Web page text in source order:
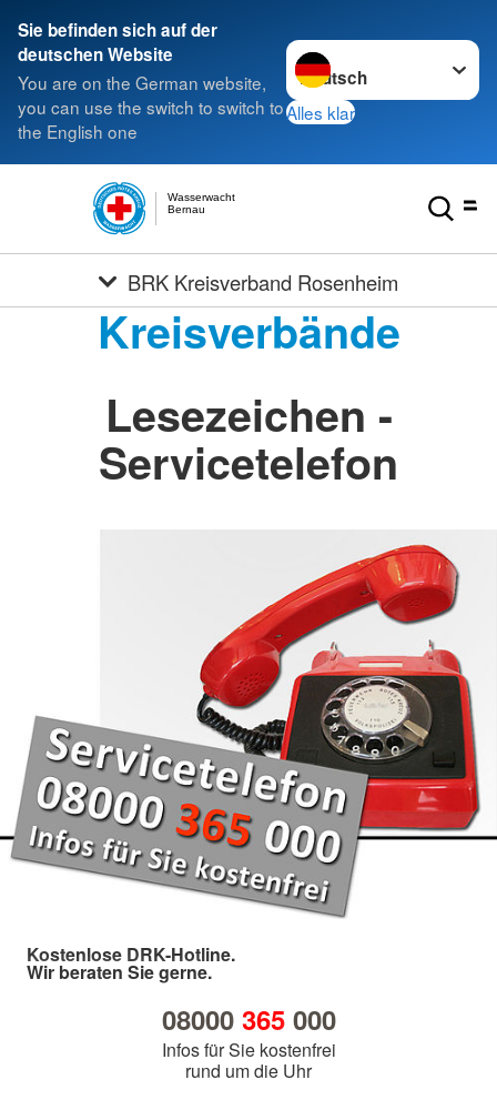
Sie befinden sich auf der
deutschen Website
You are on the German website,
you can use the switch to switch to
the English one
Sprache wechseln zu
Alles klar
Bernau
Wasserwacht
BRK Kreisverband Rosenheim
Kreisverbände
Lesezeichen -
Servicetelefon
Kostenlose DRK-Hotline.
Wir beraten Sie gerne.
08000 365000
Infos für Sie kostenfrei
rund um die Uhr